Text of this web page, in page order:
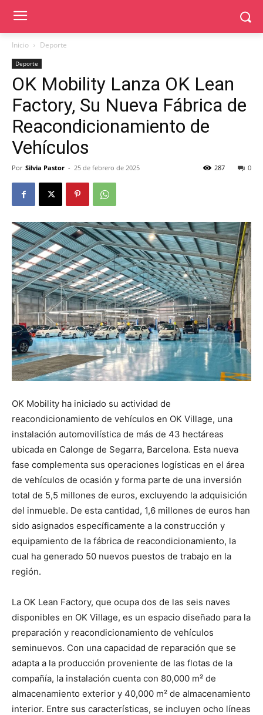
Inicio Deporte
Deporte
OK Mobility Lanza OK Lean
Factory, Su Nueva Fábrica de
Reacondicionamiento de
Vehículos
Por Silvia Pastor - 25 de febrero de 2025 0
287
OK Mobility ha iniciado su actividad de
reacondicionamiento de vehículos en OK Village, una
instalación automovilística de más de 43 hectáreas
ubicada en Calonge de Segarra, Barcelona. Esta nueva
fase complementa sus operaciones logísticas en el área
de vehículos de ocasión y forma parte de una inversión
total de 5,5 millones de euros, excluyendo la adquisición
del inmueble. De esta cantidad, 1,6 millones de euros han
sido asignados específicamente a la construcción y
equipamiento de la fábrica de reacondicionamiento, la
cual ha generado 50 nuevos puestos de trabajo en la
región.
La OK Lean Factory, que ocupa dos de las seis naves
disponibles en OK Village, es un espacio diseñado para la
preparación y reacondicionamiento de vehículos
seminuevos. Con una capacidad de reparación que se
adapta a la producción proveniente de las flotas de la
compañía, la instalación cuenta con 80,000 m² de
almacenamiento exterior y 40,000 m² de almacenamiento
interior. Entre sus características, se incluyen ocho líneas